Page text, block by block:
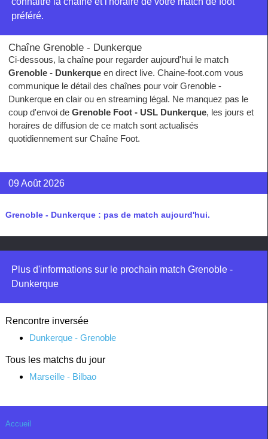
préféré.
Chaîne Grenoble - Dunkerque
Ci-dessous, la chaîne pour regarder aujourd'hui le match
Grenoble - Dunkerque en direct live. Chaine-foot.com vous
communique le détail des chaînes pour voir Grenoble -
Dunkerque en clair ou en streaming légal. Ne manquez pas le
coup d'envoi de Grenoble Foot - USL Dunkerque, les jours et
horaires de diffusion de ce match sont actualisés
quotidiennement sur Chaîne Foot.
09 Août 2026
Grenoble - Dunkerque : pas de match aujourd'hui.
Plus d'informations sur le prochain match Grenoble -
Dunkerque
Rencontre inversée
Dunkerque - Grenoble
Tous les matchs du jour
Marseille - Bilbao
Accueil